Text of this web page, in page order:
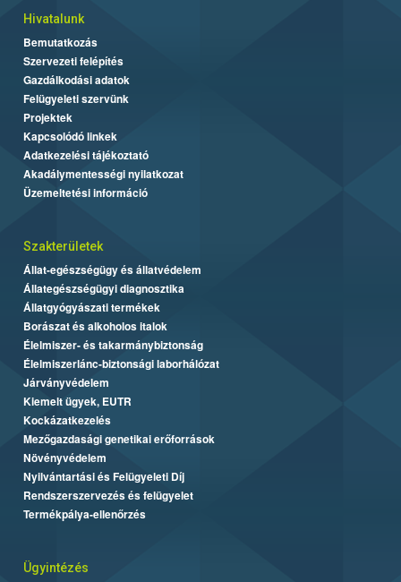
Hivatalunk
Bemutatkozás
Szervezeti felépítés
Gazdálkodási adatok
Felügyeleti szervünk
Projektek
Kapcsolódó linkek
Adatkezelési tájékoztató
Akadálymentességi nyilatkozat
Üzemeltetési információ
Szakterületek
Állat-egészségügy és állatvédelem
Állategészségügyi diagnosztika
Állatgyógyászati termékek
Borászat és alkoholos italok
Élelmiszer- és takarmánybiztonság
Élelmiszerlánc-biztonsági laborhálózat
Járványvédelem
Kiemelt ügyek, EUTR
Kockázatkezelés
Mezőgazdasági genetikai erőforrások
Növényvédelem
Nyilvántartási és Felügyeleti Díj
Rendszerszervezés és felügyelet
Termékpálya-ellenőrzés
Ügyintézés